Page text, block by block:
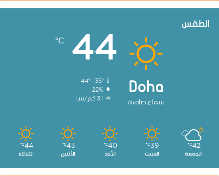
الطقس
Doha
سماء صافية
44
℃
44º - 35º
22%
3.1 كم/سا
42
℃
الجمعة
39
℃
السبت
40
℃
الأحد
43
℃
الأثنين
44
℃
الثلاثاء